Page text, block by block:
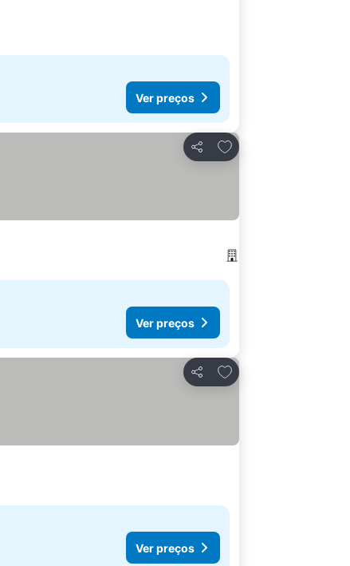
Ver preços
Partilhar
Adicionar aos favoritos
Ver preços
Partilhar
Adicionar aos favoritos
Ver preços